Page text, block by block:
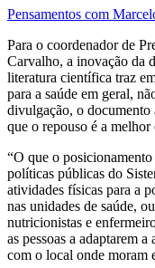
Pensamentos com
Para o coordenador de
Carvalho, a inovação da
literatura científica traz
para a saúde em geral,
divulgação, o documento
que o repouso é a
“O que o
políticas públicas do
atividades físicas para a
nas unidades de saúde,
nutricionistas e
as pessoas a adaptarem
com o local onde moram